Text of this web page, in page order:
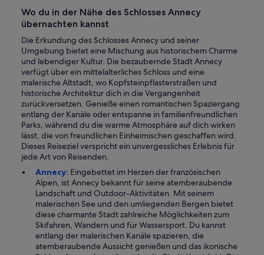
Wo du in der Nähe des Schlosses Annecy
übernachten kannst
Die Erkundung des Schlosses Annecy und seiner
Umgebung bietet eine Mischung aus historischem Charme
und lebendiger Kultur. Die bezaubernde Stadt Annecy
verfügt über ein mittelalterliches Schloss und eine
malerische Altstadt, wo Kopfsteinpflasterstraßen und
historische Architektur dich in die Vergangenheit
zurückversetzen. Genieße einen romantischen Spaziergang
entlang der Kanäle oder entspanne in familienfreundlichen
Parks, während du die warme Atmosphäre auf dich wirken
lässt, die von freundlichen Einheimischen geschaffen wird.
Dieses Reiseziel verspricht ein unvergessliches Erlebnis für
jede Art von Reisenden.
Annecy: Eingebettet im Herzen der französischen
Alpen, ist Annecy bekannt für seine atemberaubende
Landschaft und Outdoor-Aktivitäten. Mit seinem
malerischen See und den umliegenden Bergen bietet
diese charmante Stadt zahlreiche Möglichkeiten zum
Skifahren, Wandern und für Wassersport. Du kannst
entlang der malerischen Kanäle spazieren, die
atemberaubende Aussicht genießen und das ikonische